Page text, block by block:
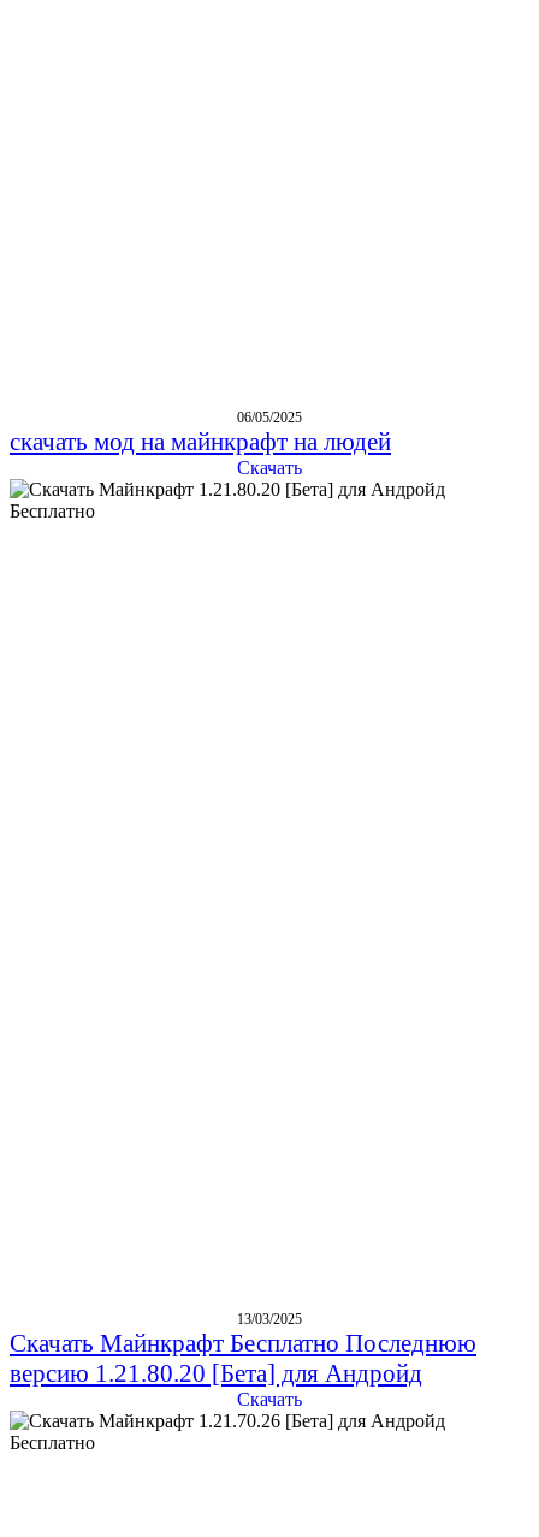
скачать мод на майнкрафт на людей
06/05/2025
Скачать
Скачать Майнкрафт Бесплатно Последнюю
версию 1.21.80.20 [Бета] для Андройд
13/03/2025
Скачать